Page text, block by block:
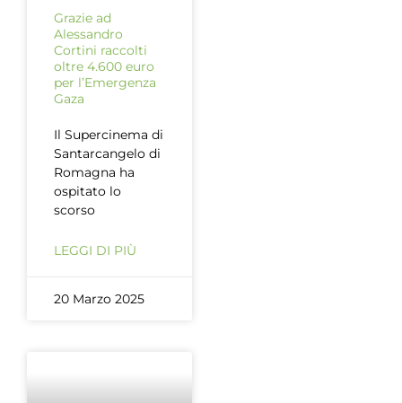
Grazie ad
Alessandro
Cortini raccolti
oltre 4.600 euro
per l’Emergenza
Gaza
Il Supercinema di
Santarcangelo di
Romagna ha
ospitato lo
scorso
LEGGI DI PIÙ
20 Marzo 2025